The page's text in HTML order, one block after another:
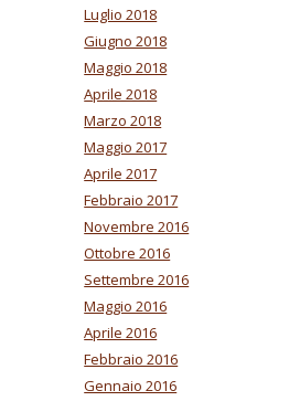
Luglio 2018
Giugno 2018
Maggio 2018
Aprile 2018
Marzo 2018
Maggio 2017
Aprile 2017
Febbraio 2017
Novembre 2016
Ottobre 2016
Settembre 2016
Maggio 2016
Aprile 2016
Febbraio 2016
Gennaio 2016